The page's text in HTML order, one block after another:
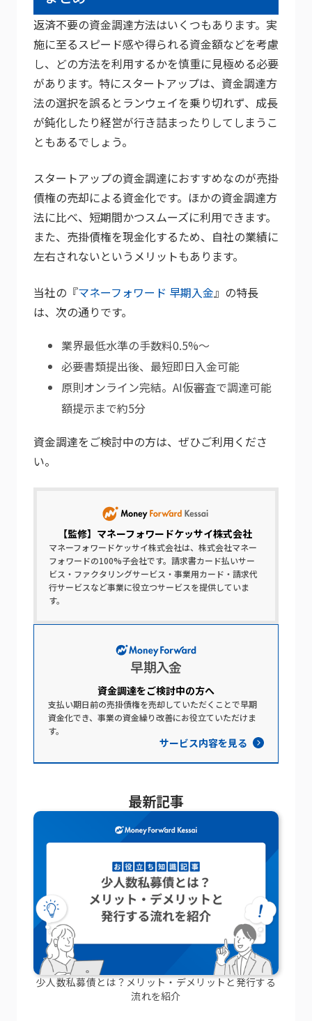
返済不要の資金調達方法はいくつもあります。実
施に至るスピード感や得られる資金額などを考慮
し、どの方法を利用するかを慎重に見極める必要
があります。特にスタートアップは、資金調達方
法の選択を誤るとランウェイを乗り切れず、成長
が鈍化したり経営が行き詰まったりしてしまうこ
ともあるでしょう。
スタートアップの資金調達におすすめなのが売掛
債権の売却による資金化です。ほかの資金調達方
法に比べ、短期間かつスムーズに利用できます。
また、売掛債権を現金化するため、自社の業績に
左右されないというメリットもあります。
当社の『マネーフォワード 早期入金』の特長
は、次の通りです。
業界最低水準の手数料0.5%～
必要書類提出後、最短即日入金可能
原則オンライン完結。AI仮審査で調達可能
額提示まで約5分
資金調達をご検討中の方は、ぜひご利用くださ
い。
【監修】 マネーフォワードケッサイ株式会社
マネーフォワードケッサイ株式会社は、株式会社マネー
フォワードの100%子会社です。請求書カード払いサー
ビス・ファクタリングサービス・事業用カード・請求代
行サービスなど事業に役立つサービスを提供していま
す。
資金調達を​ご検討中の​方​へ​
支払い期日前の売掛債権を売却していただくことで早期
資金化でき、事業の資金繰り改善にお役立ていただけま
す。
サービス内容を見る
最新記事
少人数私募債とは？メリット・デメリットと発行する
流れを紹介